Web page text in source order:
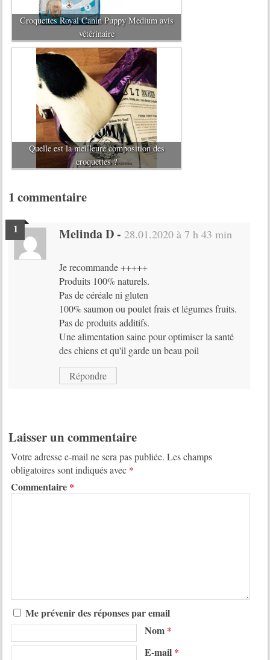
Croquettes Royal Canin Puppy Medium avis
vétérinaire
Quelle est la meilleure composition des
croquettes ?
1 commentaire
Melinda D - 28.01.2020 à 7 h 43 min
Je recommande +++++
Produits 100% naturels.
Pas de céréale ni gluten
100% saumon ou poulet frais et légumes fruits.
Pas de produits additifs.
Une alimentation saine pour optimiser la santé
des chiens et qu'il garde un beau poil
Répondre
Laisser un commentaire
Votre adresse e-mail ne sera pas publiée. Les champs
obligatoires sont indiqués avec *
Commentaire *
Me prévenir des réponses par email
Nom *
E-mail *